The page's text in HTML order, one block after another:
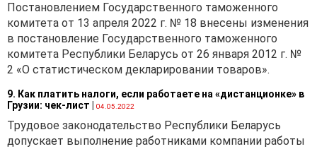
Постановлением Государственного таможенного
комитета от 13 апреля 2022 г. № 18 внесены изменения
в постановление Государственного таможенного
комитета Республики Беларусь от 26 января 2012 г. №
2 «О статистическом декларировании товаров».
9. Как платить налоги, если работаете на «дистанционке» в
Грузии: чек-лист
04.05.2022
Трудовое законодательство Республики Беларусь
допускает выполнение работниками компании работы